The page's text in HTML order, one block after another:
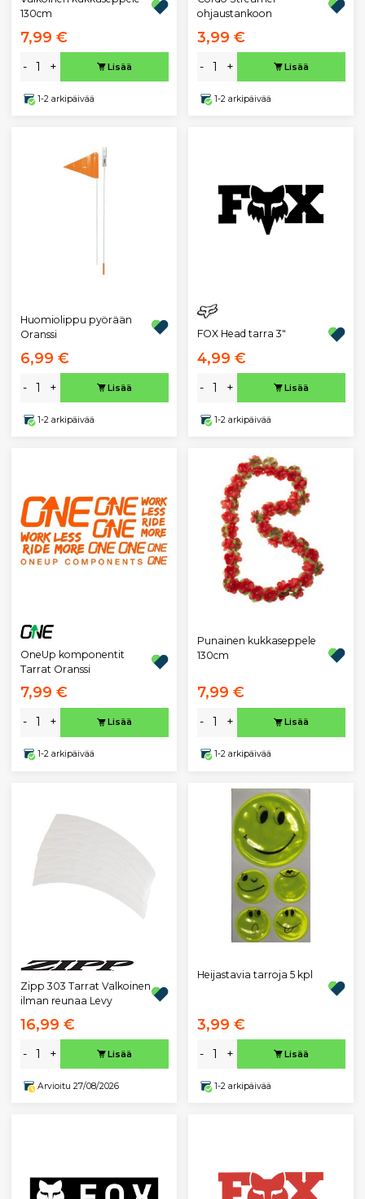
130cm
7,99 €
- + Lisää
1-2 arkipäivää
ohjaustankoon
3,99 €
- + Lisää
1-2 arkipäivää
Huomiolippu pyörään
Oranssi
6,99 €
- + Lisää
1-2 arkipäivää
FOX Head tarra 3"
4,99 €
- + Lisää
1-2 arkipäivää
OneUp komponentit
Tarrat Oranssi
7,99 €
- + Lisää
1-2 arkipäivää
Punainen kukkaseppele
130cm
7,99 €
- + Lisää
1-2 arkipäivää
Zipp 303 Tarrat Valkoinen
ilman reunaa Levy
16,99 €
- + Lisää
Arvioitu 27/08/2026
Heijastavia tarroja 5 kpl
3,99 €
- + Lisää
1-2 arkipäivää